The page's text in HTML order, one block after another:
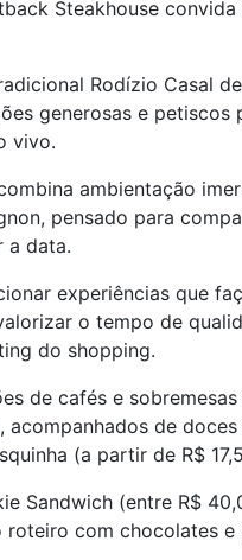
Steakhouse
Rodízio Casal
generosas e petiscos
vivo.
ambientação
pensado para
a data.
experiências que
o tempo de
do shopping.
de cafés e
de
(a partir de R$
Sandwich (entre R$
com chocolates